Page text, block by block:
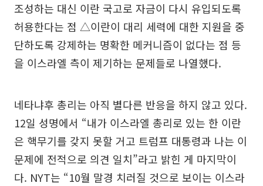
조성하는 대신 이란 국고로 자금이 다시 유입되도록
허용한다는 점 △이란이 대리 세력에 대한 지원을 중
단하도록 강제하는 명확한 메커니즘이 없다는 점 등
을 이스라엘 측이 제기하는 문제들로 나열했다.
네타냐후 총리는 아직 별다른 반응을 하지 않고 있다.
12일 성명에서 “내가 이스라엘 총리로 있는 한 이란
은 핵무기를 갖지 못할 거고 트럼프 대통령과 나는 이
문제에 전적으로 의견 일치”라고 밝힌 게 마지막이
다. NYT는 “10월 말경 치러질 것으로 보이는 이스라